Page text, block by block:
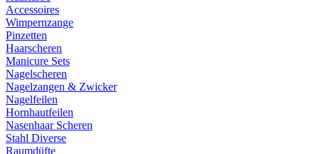
Accessoires
Wimpernzange
Pinzetten
Haarscheren
Manicure Sets
Nagelscheren
Nagelzangen & Zwicker
Nagelfeilen
Hornhautfeilen
Nasenhaar Scheren
Stahl Diverse
Raumdüfte